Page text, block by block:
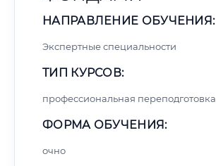
НАПРАВЛЕНИЕ ОБУЧЕНИЯ:
Экспертные специальности
ТИП КУРСОВ:
профессиональная переподготовка
ФОРМА ОБУЧЕНИЯ:
очно